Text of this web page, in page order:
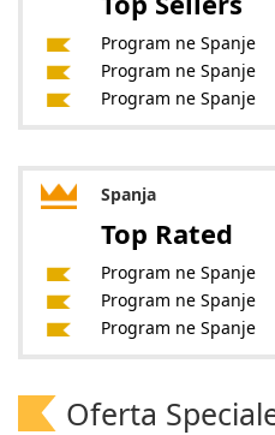
Program ne Spanje
Program ne Spanje
Program ne Spanje
Spanja
Top Rated
Program ne Spanje
Program ne Spanje
Program ne Spanje
Oferta